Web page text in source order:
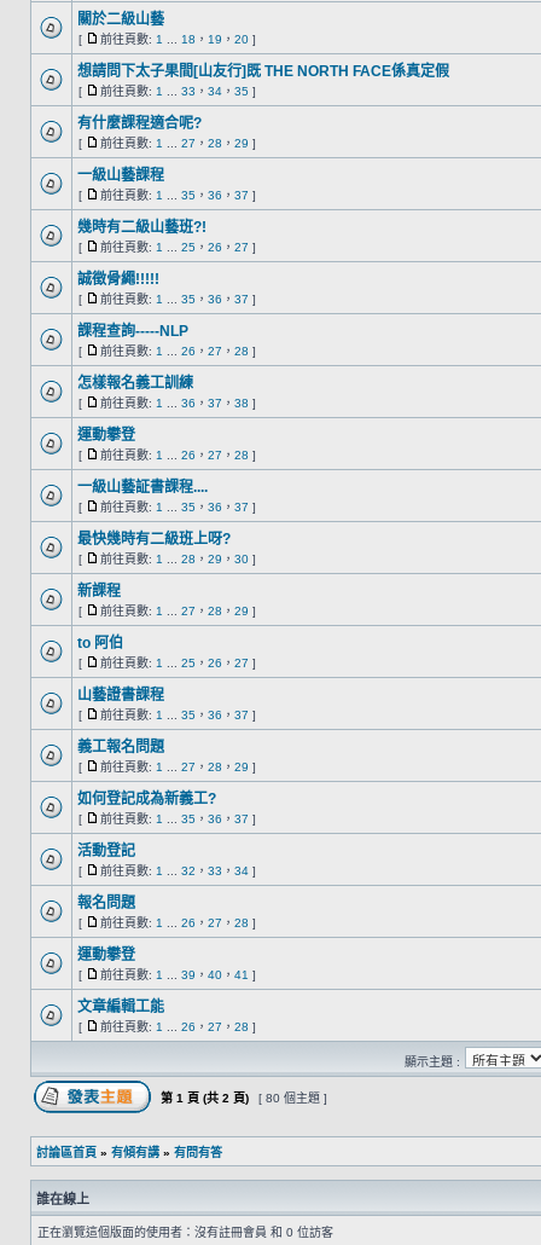
關於二級山藝
[ 前往頁數: 1 18 ， 19 ， 20 ]
想請問下太子果間[山友行]既 THE NORTH FACE係真定假
[ 前往頁數: 1 33 ， 34 ， 35 ]
有什麼課程適合呢?
[ 前往頁數: 1 27 ， 28 ， 29 ]
一級山藝課程
[ 前往頁數: 1 35 ， 36 ， 37 ]
幾時有二級山藝班?!
[ 前往頁數: 1 25 ， 26 ， 27 ]
誠徵骨繩!!!!!
[ 前往頁數: 1 35 ， 36 ， 37 ]
課程查詢-----NLP
[ 前往頁數: 1 26 ， 27 ， 28 ]
怎樣報名義工訓練
[ 前往頁數: 1 36 ， 37 ， 38 ]
運動攀登
[ 前往頁數: 1 26 ， 27 ， 28 ]
一級山藝証書課程....
[ 前往頁數: 1 35 ， 36 ， 37 ]
最快幾時有二級班上呀?
[ 前往頁數: 1 28 ， 29 ， 30 ]
新課程
[ 前往頁數: 1 27 ， 28 ， 29 ]
to 阿伯
[ 前往頁數: 1 25 ， 26 ， 27 ]
山藝證書課程
[ 前往頁數: 1 35 ， 36 ， 37 ]
義工報名問題
[ 前往頁數: 1 27 ， 28 ， 29 ]
如何登記成為新義工?
[ 前往頁數: 1 35 ， 36 ， 37 ]
活動登記
[ 前往頁數: 1 32 ， 33 ， 34 ]
報名問題
[ 前往頁數: 1 26 ， 27 ， 28 ]
運動攀登
[ 前往頁數: 1 39 ， 40 ， 41 ]
文章編輯工能
[ 前往頁數: 1 26 ， 27 ， 28 ]
顯示主題 :
第 1 頁 (共 2 頁) [ 80 個主題 ]
討論區首頁 » 有傾有講 » 有問有答
誰在線上
正在瀏覽這個版面的使用者：沒有註冊會員 和 0 位訪客